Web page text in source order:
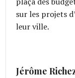
sur les projets
leur ville.
Jérôme